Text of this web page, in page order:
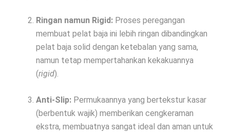
Ringan namun Rigid: Proses peregangan
membuat pelat baja ini lebih ringan dibandingkan
pelat baja solid dengan ketebalan yang sama,
namun tetap mempertahankan kekakuannya
(rigid).
Anti-Slip: Permukaannya yang bertekstur kasar
(berbentuk wajik) memberikan cengkeraman
ekstra, membuatnya sangat ideal dan aman untuk